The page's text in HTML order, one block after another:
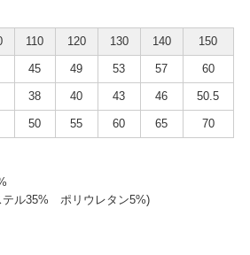
110 120 130 140 150
45 49 53 57 60
38 40 43 46 50.5
50 55 60 65 70
ル35% ポリウレタン5%)